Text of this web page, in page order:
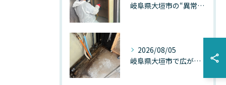
岐阜県大垣市の“異常に高い気温”が建物内部を腐らせる──深層カビが爆発的に増える本当の理由
2026/08/05
岐阜県大垣市で広がる“深層カビ汚染”──なぜ除カビが必要なのか、建物内部で起きている見えない危機